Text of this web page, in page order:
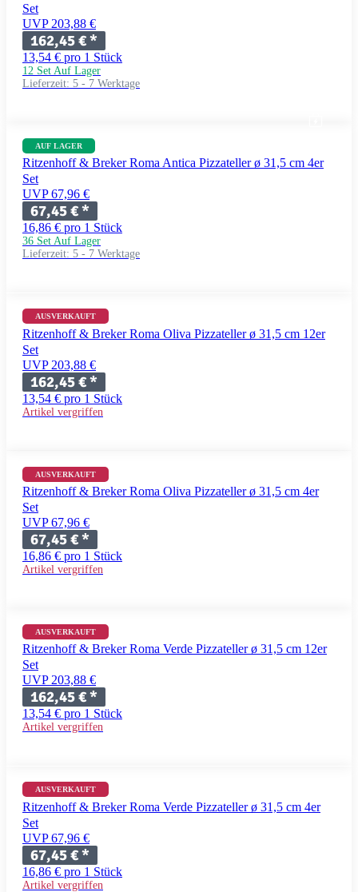
Set
UVP 203,88 €
162,45 €*
13,54 € pro 1 Stück
12 Set Auf Lager
Lieferzeit: 5 - 7 Werktage
AUF LAGER
Ritzenhoff & Breker Roma Antica Pizzateller ø 31,5 cm 4er
Set
UVP 67,96 €
67,45 €*
16,86 € pro 1 Stück
36 Set Auf Lager
Lieferzeit: 5 - 7 Werktage
AUSVERKAUFT
Ritzenhoff & Breker Roma Oliva Pizzateller ø 31,5 cm 12er
Set
UVP 203,88 €
162,45 €*
13,54 € pro 1 Stück
Artikel vergriffen
AUSVERKAUFT
Ritzenhoff & Breker Roma Oliva Pizzateller ø 31,5 cm 4er
Set
UVP 67,96 €
67,45 €*
16,86 € pro 1 Stück
Artikel vergriffen
AUSVERKAUFT
Ritzenhoff & Breker Roma Verde Pizzateller ø 31,5 cm 12er
Set
UVP 203,88 €
162,45 €*
13,54 € pro 1 Stück
Artikel vergriffen
AUSVERKAUFT
Ritzenhoff & Breker Roma Verde Pizzateller ø 31,5 cm 4er
Set
UVP 67,96 €
67,45 €*
16,86 € pro 1 Stück
Artikel vergriffen